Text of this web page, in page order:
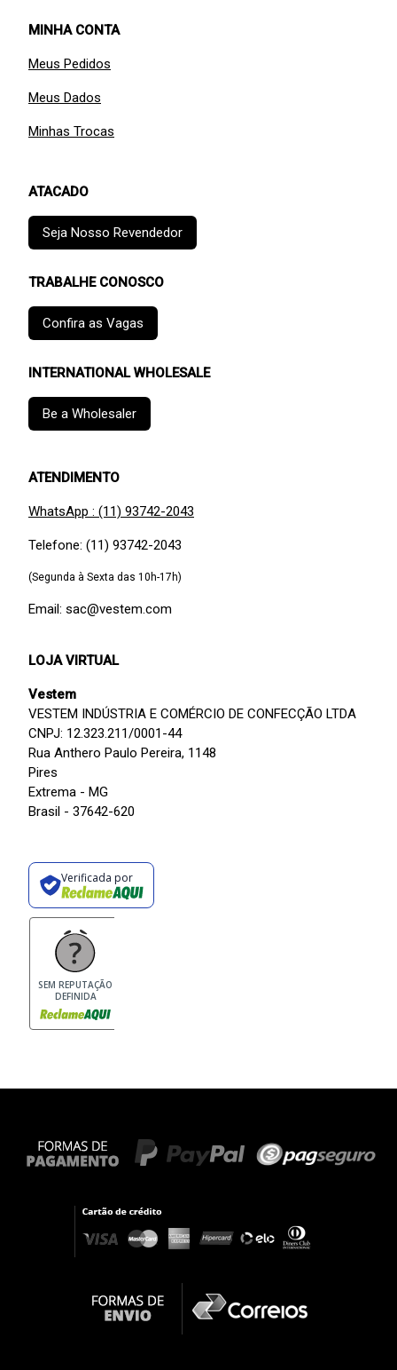
MINHA CONTA
Meus Pedidos
Meus Dados
Minhas Trocas
ATACADO
Seja Nosso Revendedor
TRABALHE CONOSCO
Confira as Vagas
INTERNATIONAL WHOLESALE
Be a Wholesaler
ATENDIMENTO
WhatsApp : (11) 93742-2043
Telefone: (11) 93742-2043
(Segunda à Sexta das 10h-17h)
Email: sac@vestem.com
LOJA VIRTUAL
Vestem
VESTEM INDÚSTRIA E COMÉRCIO DE CONFECÇÃO LTDA
CNPJ: 12.323.211/0001-44
Rua Anthero Paulo Pereira, 1148
Pires
Extrema - MG
Brasil - 37642-620
Verificada por
SEM REPUTAÇÃO
DEFINIDA